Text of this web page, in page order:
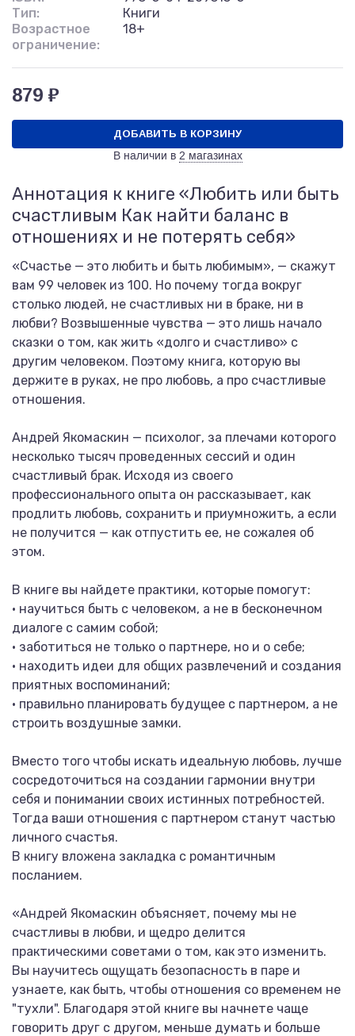
Тип:
Книги
Возрастное
ограничение:
18+
879 ₽
ДОБАВИТЬ В КОРЗИНУ
В наличии в 2 магазинах
Аннотация к книге «Любить или быть
счастливым Как найти баланс в
отношениях и не потерять себя»
«Счастье — это любить и быть любимым», — скажут
вам 99 человек из 100. Но почему тогда вокруг
столько людей, не счастливых ни в браке, ни в
любви? Возвышенные чувства — это лишь начало
сказки о том, как жить «долго и счастливо» с
другим человеком. Поэтому книга, которую вы
держите в руках, не про любовь, а про счастливые
отношения.
Андрей Якомаскин — психолог, за плечами которого
несколько тысяч проведенных сессий и один
счастливый брак. Исходя из своего
профессионального опыта он рассказывает, как
продлить любовь, сохранить и приумножить, а если
не получится — как отпустить ее, не сожалея об
этом.
В книге вы найдете практики, которые помогут:
• научиться быть с человеком, а не в бесконечном
диалоге с самим собой;
• заботиться не только о партнере, но и о себе;
• находить идеи для общих развлечений и создания
приятных воспоминаний;
• правильно планировать будущее с партнером, а не
строить воздушные замки.
Вместо того чтобы искать идеальную любовь, лучше
сосредоточиться на создании гармонии внутри
себя и понимании своих истинных потребностей.
Тогда ваши отношения с партнером станут частью
личного счастья.
В книгу вложена закладка с романтичным
посланием.
«Андрей Якомаскин объясняет, почему мы не
счастливы в любви, и щедро делится
практическими советами о том, как это изменить.
Вы научитесь ощущать безопасность в паре и
узнаете, как быть, чтобы отношения со временем не
"тухли". Благодаря этой книге вы начнете чаще
говорить друг с другом, меньше думать и больше